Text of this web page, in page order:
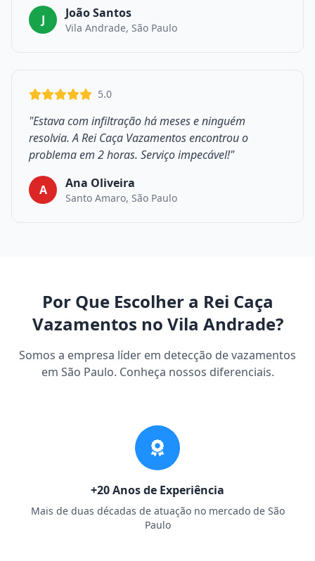
J João Santos
Vila Andrade, São Paulo
5.0
"Estava com infiltração há meses e ninguém
resolvia. A Rei Caça Vazamentos encontrou o
problema em 2 horas. Serviço impecável!"
A Ana Oliveira
Santo Amaro, São Paulo
Por Que Escolher a Rei Caça
Vazamentos no Vila Andrade?
Somos a empresa líder em detecção de vazamentos
em São Paulo. Conheça nossos diferenciais.
+20 Anos de Experiência
Mais de duas décadas de atuação no mercado de São
Paulo